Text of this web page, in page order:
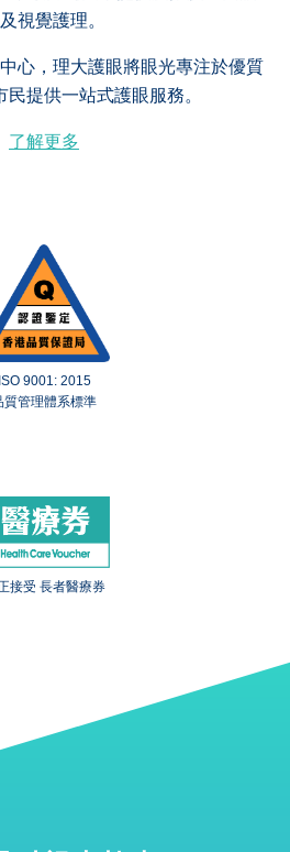
視覺護理。
心，理大護眼將眼光專注於優質
提供一站式護眼服務。
了解更多
ISO 9001: 2015
質管理體系標準
接受 長者醫療券